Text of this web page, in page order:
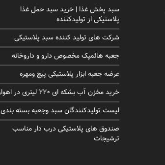
سبد پخش غذا | خرید سبد حمل غذا
پلاستیکی از تولیدکننده
شرکت های تولید کننده سبد پلاستیکی
جعبه هائمپک مخصوص دارو و داروخانه
عرضه جعبه ابزار پلاستیکی پیچ ومهره
خرید مخزن آب بشکه ای 220 لیتری در اهواز
لیست تولیدکنندگان سبد وجعبه بسته بندی
صندوق های پلاستیکی درب دار مناسب
ترشیجات